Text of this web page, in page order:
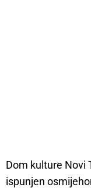
Dom kulture Novi
ispunjen